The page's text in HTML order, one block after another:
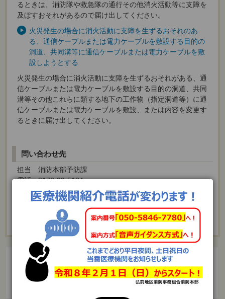
るときは、消防隊や救急隊の通行その他消火活動等に支障を
及ぼすおそれがあるので届け出してください。
火災発生の場合に消火活動に支障を生ずるおそれのあ
る、通信ケーブルまたは電力ケーブルを敷設する目的の
洞道、共同溝等に通信ケーブルまたは電力ケーブルを敷
設しようとする
火災発生の場合に消火活動に支障を生ずるおそれがある、通
信ケーブルまたは電力ケーブルを敷設する目的の洞道、共同
溝等その他これらに類する地下の工作物（指定洞道等）に通
信ケーブルまたは電力ケーブルを敷設、または内容を変更す
るときに届け出してください。
問い合わせ先
担当 消防本部予防課
電話 0172-32-5104
メールでのお問い合わせ
（このお問い合わせからは通報を受信できませ
ん）